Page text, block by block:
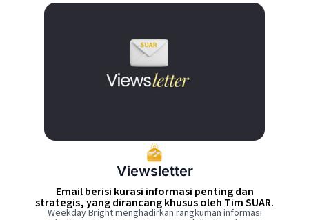
Viewsletter
Email berisi kurasi informasi penting dan
strategis, yang dirancang khusus oleh Tim SUAR.
Weekday Bright menghadirkan rangkuman informasi